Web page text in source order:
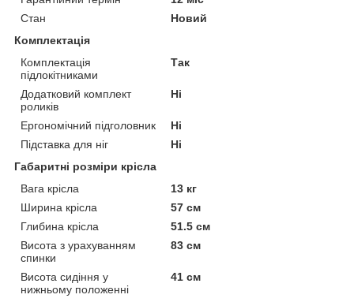
Стан
Новий
Комплектація
Комплектація
підлокітниками
Так
Додатковий комплект
роликів
Ні
Ергономічний підголовник
Ні
Підставка для ніг
Ні
Габаритні розміри крісла
Вага крісла
13 кг
Ширина крісла
57 см
Глибина крісла
51.5 см
Висота з урахуванням
спинки
83 см
Висота сидіння у
нижньому положенні
41 см